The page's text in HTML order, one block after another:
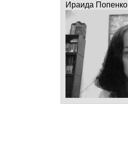
Ираида Попенко